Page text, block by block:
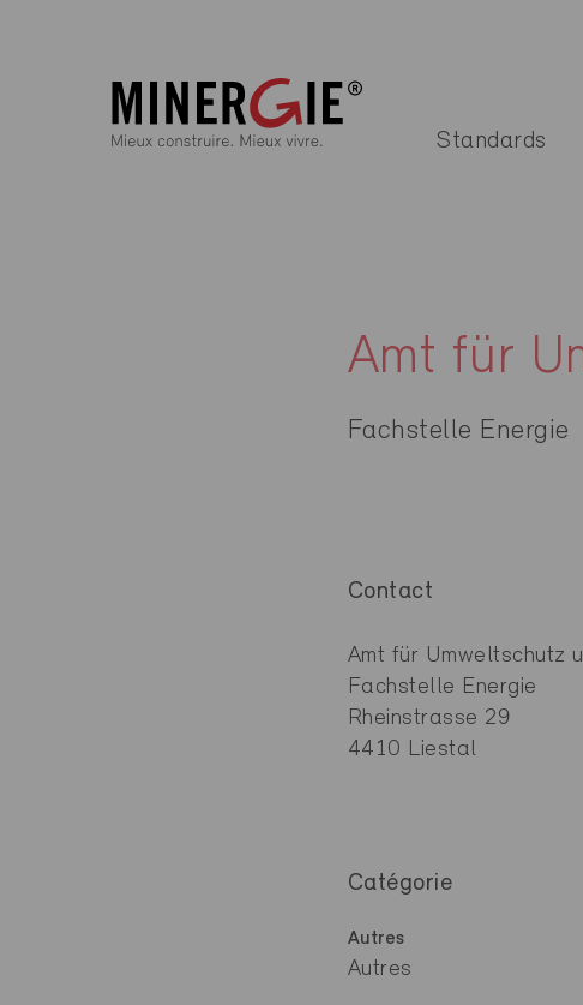
Standards
Amt für
Fachstelle Energie
Contact
Amt für Umweltschutz
Fachstelle Energie
Rheinstrasse 29
4410 Liestal
Catégorie
Autres
Autres